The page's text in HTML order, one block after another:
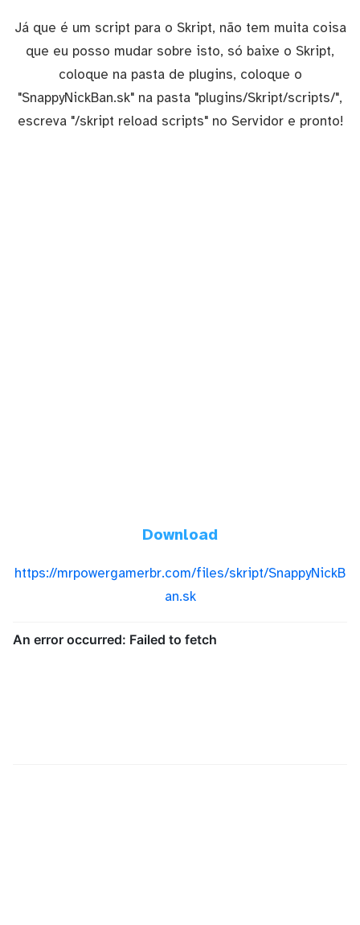
Já que é um script para o Skript, não tem muita coisa
que eu posso mudar sobre isto, só baixe o Skript,
coloque na pasta de plugins, coloque o
"SnappyNickBan.sk" na pasta "plugins/Skript/scripts/",
escreva "/skript reload scripts" no Servidor e pronto!
Download
https://mrpowergamerbr.com/files/skript/SnappyNickB
an.sk